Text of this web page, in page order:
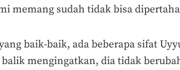
memang sudah tidak bisa
baik-baik, ada beberapa sifat
mengingatkan, dia tidak